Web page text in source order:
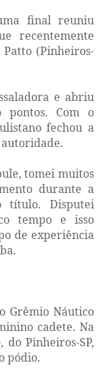
final reuniu
recentemente
(Pinheiros-
e abriu
pontos. Com o
fechou a
tomei muitos
durante a
título. Disputei
tempo e isso
de experiência
Grêmio Náutico
cadete. Na
do Pinheiros-SP,
pódio.